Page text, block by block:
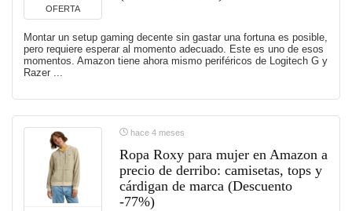
OFERTA
Montar un setup gaming decente sin gastar una fortuna es posible,
pero requiere esperar al momento adecuado. Este es uno de esos
momentos. Amazon tiene ahora mismo periféricos de Logitech G y
Razer ...
hace 4 meses
Ropa Roxy para mujer en Amazon a
precio de derribo: camisetas, tops y
cárdigan de marca (Descuento
-77%)